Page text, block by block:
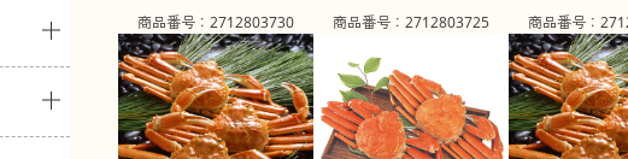
商品番号：2712803730
商品番号：2712803725
商品番号：